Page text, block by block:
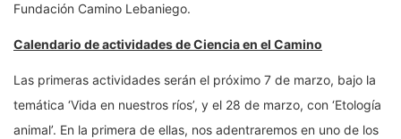
Fundación Camino Lebaniego.
Calendario de actividades de Ciencia en el Camino
Las primeras actividades serán el próximo 7 de marzo, bajo la
temática ‘Vida en nuestros ríos’, y el 28 de marzo, con ‘Etología
animal’. En la primera de ellas, nos adentraremos en uno de los